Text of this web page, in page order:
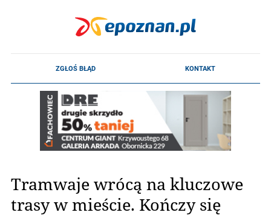
Tramwaje wrócą na kluczowe
trasy w mieście. Kończy się